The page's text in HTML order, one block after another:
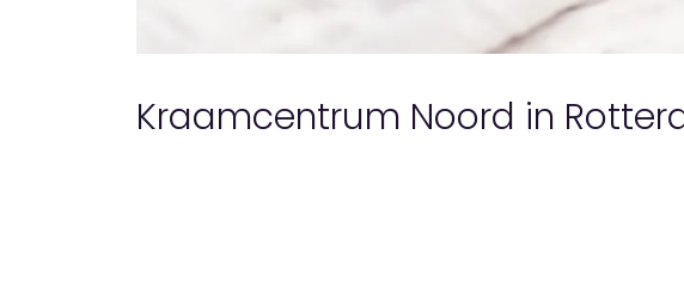
Kraamcentrum Noord in